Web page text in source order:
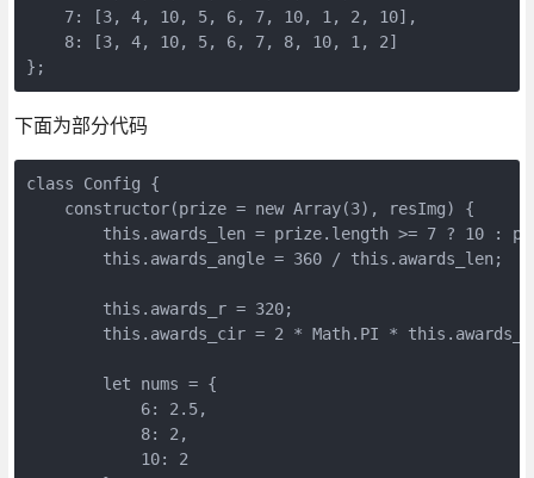
    7: [3, 4, 10, 5, 6, 7, 10, 1, 2, 10],
    8: [3, 4, 10, 5, 6, 7, 8, 10, 1, 2]
};
下面为部分代码
class Config {
    constructor(prize = new Array(3), resImg) {
this.awards_len = prize.length >= 7 ? 10 :
        this.awards_angle = 360 / this.awards_len;
        this.awards_r = 320;
this.awards_cir = 2 * Math.PI *
        let nums = {
            6: 2.5,
            8: 2,
            10: 2